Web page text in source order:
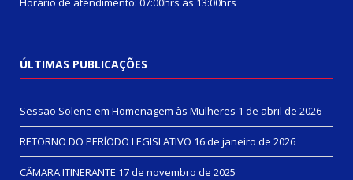
ÚLTIMAS PUBLICAÇÕES
Sessão Solene em Homenagem às Mulheres 1 de abril de 2026
RETORNO DO PERÍODO LEGISLATIVO 16 de janeiro de 2026
CÂMARA ITINERANTE 17 de novembro de 2025